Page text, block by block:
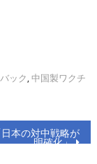
ック, 中国製ワクチ
本の対中戦略が
明確化」